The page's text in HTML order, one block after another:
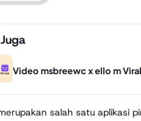
Video msbreewc x ello m
salah satu aplikasi